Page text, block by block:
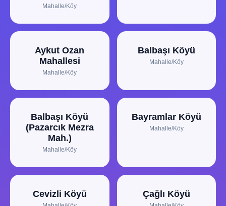
Mahalle/Köy
Aykut Ozan
Mahallesi
Mahalle/Köy
Balbaşı Köyü
Mahalle/Köy
Balbaşı Köyü
(Pazarcık Mezra
Mah.)
Mahalle/Köy
Bayramlar Köyü
Mahalle/Köy
Cevizli Köyü Çağlı Köyü